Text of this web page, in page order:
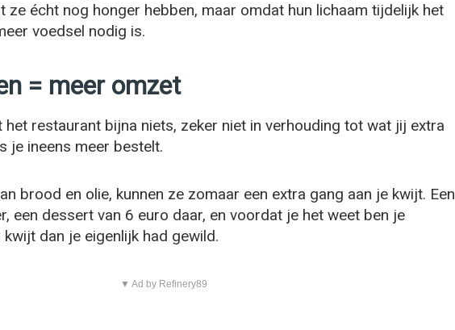
ze écht nog honger hebben, maar omdat hun lichaam tijdelijk het
voedsel nodig is.
= meer omzet
restaurant bijna niets, zeker niet in verhouding tot wat jij extra
je ineens meer bestelt.
brood en olie, kunnen ze zomaar een extra gang aan je kwijt. Een
een dessert van 6 euro daar, en voordat je het weet ben je
kwijt dan je eigenlijk had gewild.
▼ Ad by Refinery89